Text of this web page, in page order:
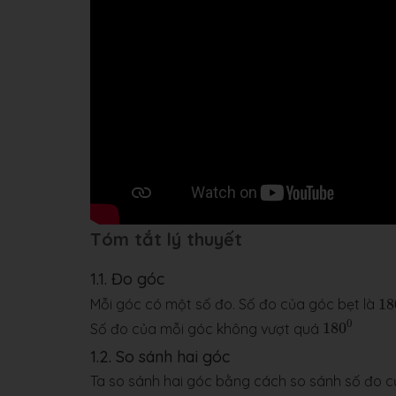
Tóm tắt lý thuyết
1.1. Đo góc
Mỗi góc có một số đo. Số đo của góc bẹt là
Số đo của mỗi góc không vượt quá 1800
1800
1.2. So sánh hai góc
Ta so sánh hai góc bằng cách so sánh số đo